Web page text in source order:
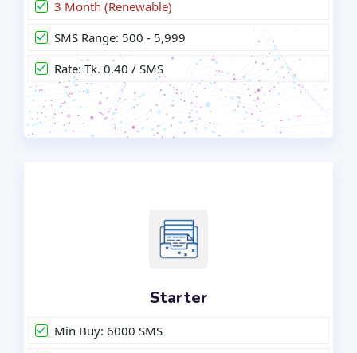
3 Month (Renewable)
SMS Range: 500 - 5,999
Rate: Tk. 0.40 / SMS
Starter
Min Buy: 6000 SMS